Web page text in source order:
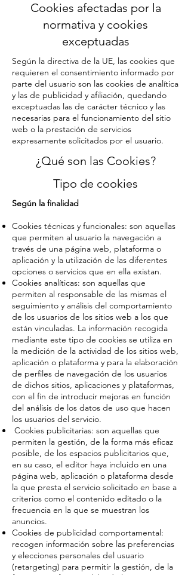
Cookies afectadas por la
normativa y cookies
exceptuadas
Según la directiva de la UE, las cookies que
requieren el consentimiento informado por
parte del usuario son las cookies de analítica
y las de publicidad y afiliación, quedando
exceptuadas las de carácter técnico y las
necesarias para el funcionamiento del sitio
web o la prestación de servicios
expresamente solicitados por el usuario.
¿Qué son las Cookies?
Tipo de cookies
Según la finalidad
Cookies técnicas y funcionales: son aquellas
que permiten al usuario la navegación a
través de una página web, plataforma o
aplicación y la utilización de las diferentes
opciones o servicios que en ella existan.
Cookies analíticas: son aquellas que
permiten al responsable de las mismas el
seguimiento y análisis del comportamiento
de los usuarios de los sitios web a los que
están vinculadas. La información recogida
mediante este tipo de cookies se utiliza en
la medición de la actividad de los sitios web,
aplicación o plataforma y para la elaboración
de perfiles de navegación de los usuarios
de dichos sitios, aplicaciones y plataformas,
con el fin de introducir mejoras en función
del análisis de los datos de uso que hacen
los usuarios del servicio.
Cookies publicitarias: son aquellas que
permiten la gestión, de la forma más eficaz
posible, de los espacios publicitarios que,
en su caso, el editor haya incluido en una
página web, aplicación o plataforma desde
la que presta el servicio solicitado en base a
criterios como el contenido editado o la
frecuencia en la que se muestran los
anuncios.
Cookies de publicidad comportamental:
recogen información sobre las preferencias
y elecciones personales del usuario
(retargeting) para permitir la gestión, de la